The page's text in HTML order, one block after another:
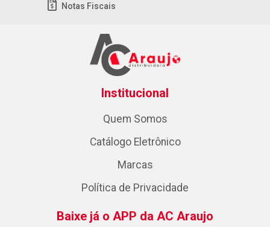
Notas Fiscais
Institucional
Quem Somos
Catálogo Eletrônico
Marcas
Política de Privacidade
Baixe já o APP da AC Araujo